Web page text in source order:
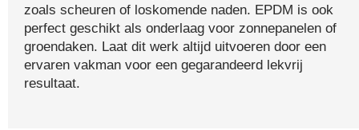
zoals scheuren of loskomende naden. EPDM is ook
perfect geschikt als onderlaag voor zonnepanelen of
groendaken. Laat dit werk altijd uitvoeren door een
ervaren vakman voor een gegarandeerd lekvrij
resultaat.